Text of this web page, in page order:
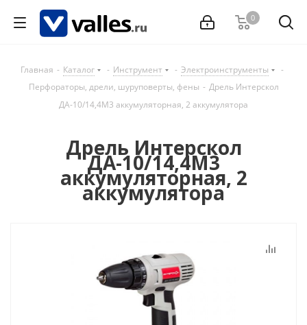
0
Главная - Каталог - Инструмент - Электроинструменты
-
Перфораторы, дрели, шуруповерты, фены - Дрель Интерскол
ДА-10/14,4М3 аккумуляторная, 2 аккумулятора
Дрель Интерскол
ДА-10/14,4М3
аккумуляторная, 2
аккумулятора